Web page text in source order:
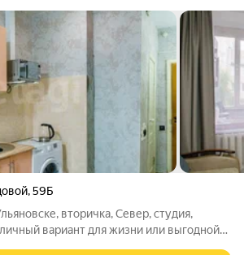
,59Б
вторичка, Север, студия,